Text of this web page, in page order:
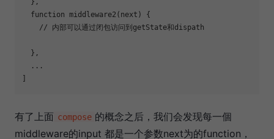
function middleware2 ( next ) {
// 内部可以通过闭包访问到getState和dispath
  },
  ...
有了上面 compose 的概念之后，我们会发现每一個
middleware的input 都是一个参数next为的function，